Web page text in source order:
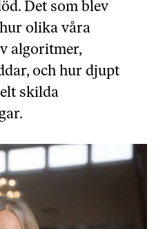
Det som blev
olika våra
algoritmer,
och hur djupt
skilda